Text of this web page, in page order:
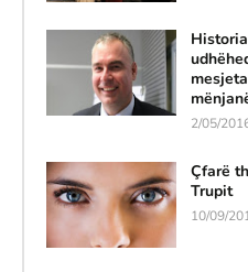
2/05/
Çfarë
Trupit
10/09/